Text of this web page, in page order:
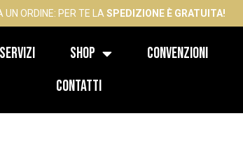
UN ORDINE: PER TE LASPEDIZIONE È GRATUITA!
Servizi Shop Convenzioni
Contatti